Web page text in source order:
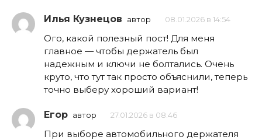
Илья Кузнецов автор 08.01.2026 в 14:54
Ого, какой полезный пост! Для меня
главное — чтобы держатель был
надежным и ключи не болтались. Очень
круто, что тут так просто объяснили, теперь
точно выберу хороший вариант!
Егор автор 27.01.2026 в 08:46
При выборе автомобильного держателя